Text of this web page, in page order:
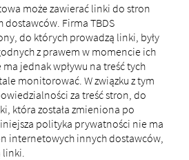
może zawierać linki do stron
Firma TBDS
do których prowadzą linki, były
z prawem w momencie ich
jednak wpływu na treść tych
monitorować. W związku z tym
za treść stron, do
która została zmieniona po
polityka prywatności nie ma
internetowych innych dostawców,